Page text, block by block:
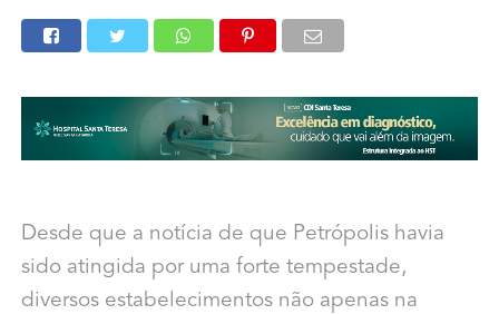
Desde que a notícia de que Petrópolis havia
sido atingida por uma forte tempestade,
diversos estabelecimentos não apenas na